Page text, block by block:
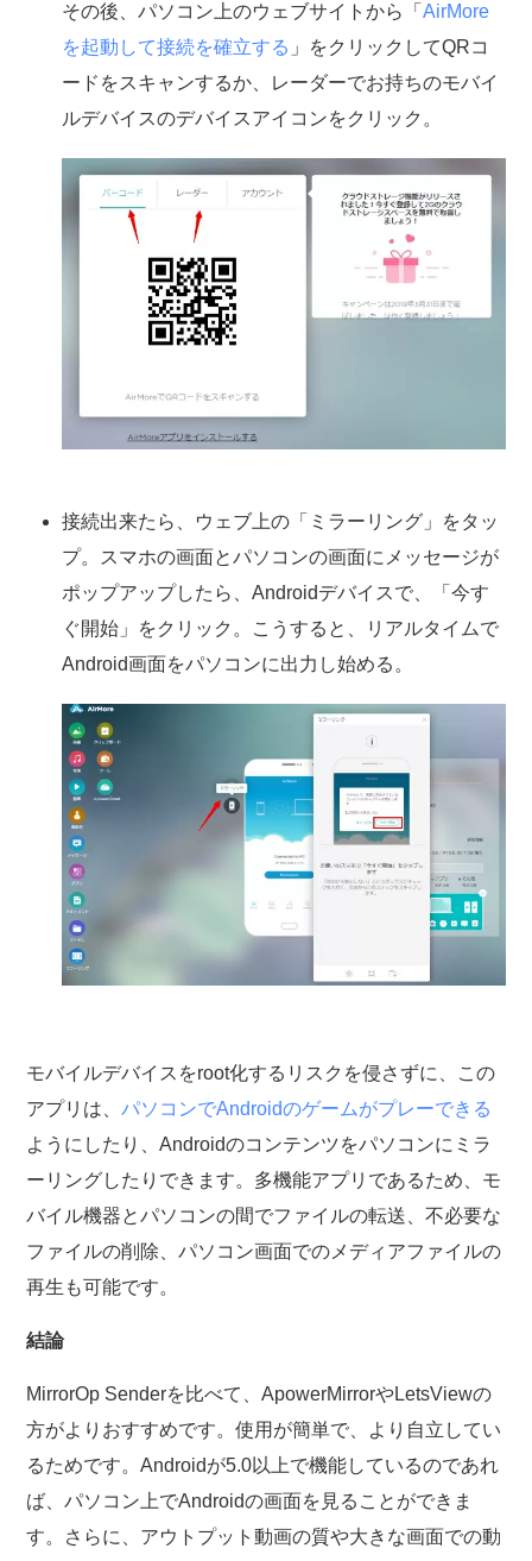
その後、パソコン上のウェブサイトから「AirMore
を起動して接続を確立する 」をクリックしてQRコ
ードをスキャンするか、レーダーでお持ちのモバイ
ルデバイスのデバイスアイコンをクリック。
接続出来たら、ウェブ上の「ミラーリング」をタッ
プ。スマホの画面とパソコンの画面にメッセージが
ポップアップしたら、Androidデバイスで、「今す
ぐ開始」をクリック。こうすると、リアルタイムで
Android画面をパソコンに出力し始める。
モバイルデバイスをroot化するリスクを侵さずに、この
アプリは、パソコンでAndroidのゲームがプレーできる
ようにしたり、Androidのコンテンツをパソコンにミラ
ーリングしたりできます。多機能アプリであるため、モ
バイル機器とパソコンの間でファイルの転送、不必要な
ファイルの削除、パソコン画面でのメディアファイルの
再生も可能です。
結論
MirrorOp Senderを比べて、ApowerMirrorやLetsViewの
方がよりおすすめです。使用が簡単で、より自立してい
るためです。Androidが5.0以上で機能しているのであれ
ば、パソコン上でAndroidの画面を見ることができま
す。さらに、アウトプット動画の質や大きな画面での動